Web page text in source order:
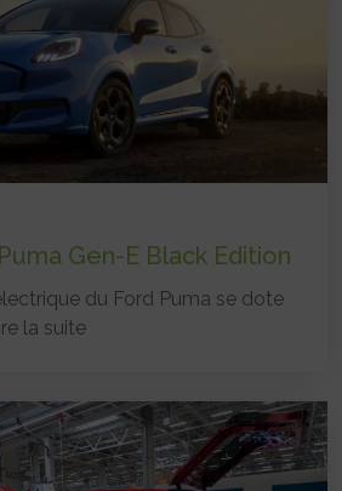
Gen-E Black Edition
du Ford Puma se dote
la suite